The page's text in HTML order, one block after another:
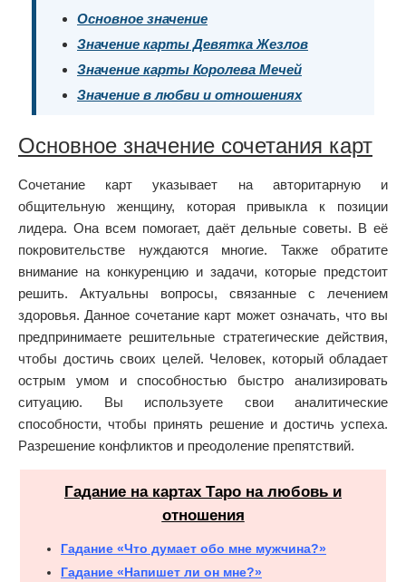
Основное значение
Значение карты Девятка Жезлов
Значение карты Королева Мечей
Значение в любви и отношениях
Основное значение сочетания карт
Сочетание карт указывает на авторитарную и
общительную женщину, которая привыкла к позиции
лидера. Она всем помогает, даёт дельные советы. В её
покровительстве нуждаются многие. Также обратите
внимание на конкуренцию и задачи, которые предстоит
решить. Актуальны вопросы, связанные с лечением
здоровья. Данное сочетание карт может означать, что вы
предпринимаете решительные стратегические действия,
чтобы достичь своих целей. Человек, который обладает
острым умом и способностью быстро анализировать
ситуацию. Вы используете свои аналитические
способности, чтобы принять решение и достичь успеха.
Разрешение конфликтов и преодоление препятствий.
Гадание на картах Таро на любовь и
отношения
Гадание «Что думает обо мне мужчина?»
Гадание «Напишет ли он мне?»